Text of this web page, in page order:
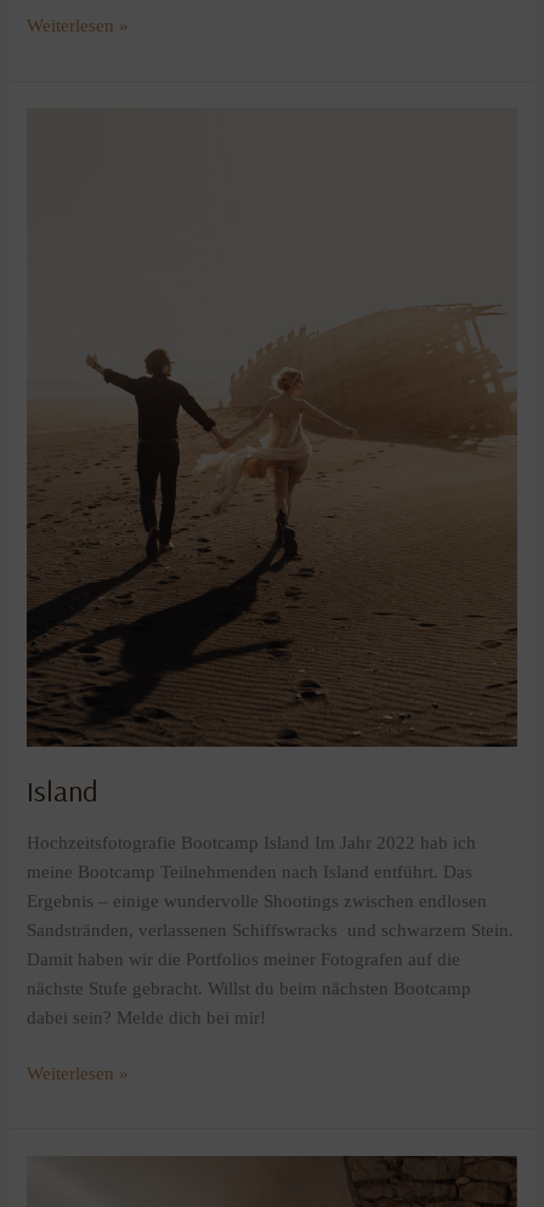
Weiterlesen »
Island
Hochzeitsfotografie Bootcamp Island Im Jahr 2022 hab ich
meine Bootcamp Teilnehmenden nach Island entführt. Das
Ergebnis – einige wundervolle Shootings zwischen endlosen
Sandstränden, verlassenen Schiffswracks und schwarzem Stein.
Damit haben wir die Portfolios meiner Fotografen auf die
nächste Stufe gebracht. Willst du beim nächsten Bootcamp
dabei sein? Melde dich bei mir!
Weiterlesen »